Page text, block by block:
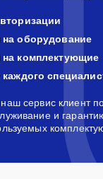
оборудование
комплектующие
сервис клиент
и